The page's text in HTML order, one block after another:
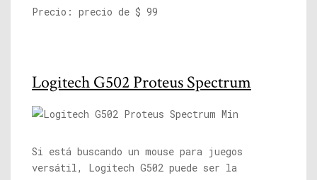
Precio: precio de $ 99
Logitech G502 Proteus Spectrum
Si está buscando un mouse para juegos
versátil, Logitech G502 puede ser la